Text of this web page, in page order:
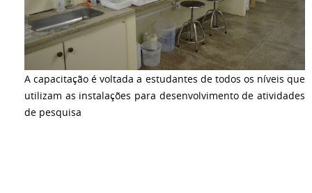
A capacitação é voltada a estudantes de todos os níveis que
utilizam as instalações para desenvolvimento de atividades
de pesquisa